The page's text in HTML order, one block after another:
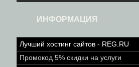
ИНФОРМАЦИЯ
Лучший хостинг сайтов - REG.RU
Промокод 5% скидки на услуги